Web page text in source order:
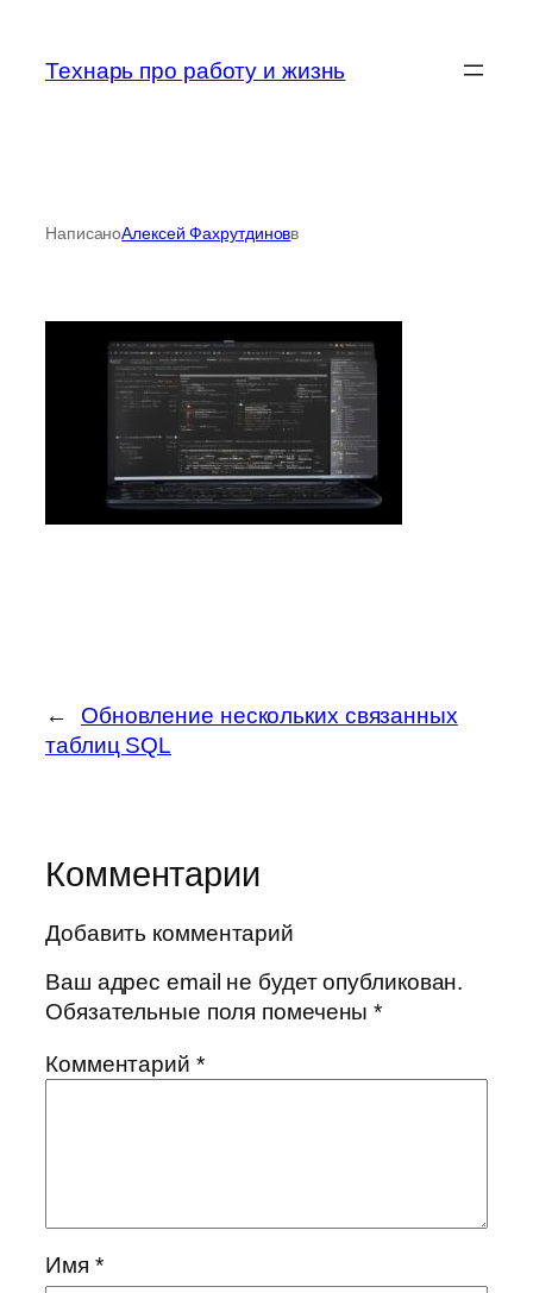
содержимому
Технарь про работу и жизнь
НаписаноАлексей Фахрутдиновв
←
Обновление нескольких связанных
таблиц SQL
Комментарии
Добавить комментарий
Ваш адрес email не будет опубликован.
Обязательные поля помечены*
Комментарий *
Имя *